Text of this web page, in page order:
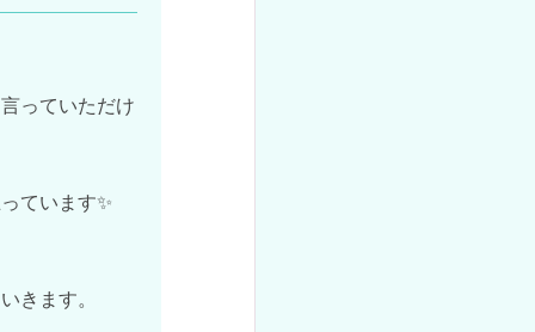
っていただけ
ています✨
きます。